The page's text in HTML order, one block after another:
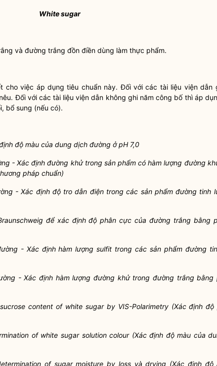
White sugar
và đường trắng đồn điền dùng làm thực phẩm.
cho việc áp dụng tiêu chuẩn này. Đối với các tài liệu viện dẫn
Đối với các tài liệu viện dẫn không ghi năm công bố thì áp
bổ sung (nếu có).
độ màu của dung dịch đường ở pH 7,0
- Xác định đường khử trong sản phẩm có hàm lượng đường
pháp chuẩn)
- Xác định độ tro dẫn điện trong các sản phẩm đường tinh
để xác định độ phân cực của đường trắng bằng
- Xác định hàm lượng sulfit trong các sản phẩm đường
- Xác định hàm lượng đường khử trong đường trắng bằng
content of white sugar by VIS-Polarimetry (Xác định độ
of white sugar solution colour (Xác định độ màu của
of sugar moisture by loss và drying (Xác định độ